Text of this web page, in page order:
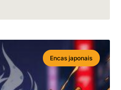
Encas japonais